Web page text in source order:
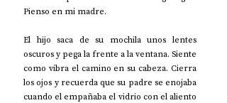
Pienso en mi madre.
El hijo saca de su mochila unos lentes
oscuros y pega la frente a la ventana. Siente
como vibra el camino en su cabeza. Cierra
los ojos y recuerda que su padre se enojaba
cuando el empañaba el vidrio con el aliento